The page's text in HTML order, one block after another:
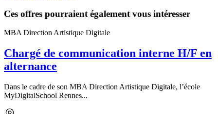
Ces offres pourraient également vous intéresser
MBA Direction Artistique Digitale
Chargé de communication interne H/F en
alternance
Dans le cadre de son MBA Direction Artistique Digitale, l’école
MyDigitalSchool Rennes...